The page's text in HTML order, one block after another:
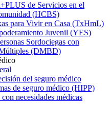
de Servicios en el
(HCBS)
para Vivir en Casa (TxHmL)
Juvenil (YES)
Sordociegas con
(DMBD)
del seguro médico
de seguro médico (HIPP)
necesidades médicas